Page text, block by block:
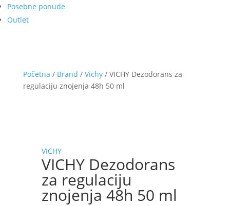
Posebne ponude
Outlet
Početna / Brand / Vichy/ VICHY Dezodorans za
regulaciju znojenja 48h 50 ml
VICHY
VICHY Dezodorans
za regulaciju
znojenja 48h 50 ml